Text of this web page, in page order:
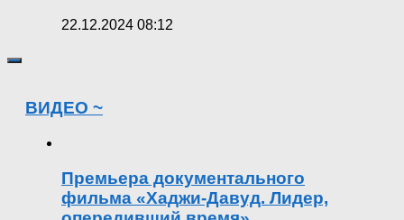
22.12.2024 08:12
ВИДЕО ~
Премьера документального
фильма «Хаджи-Давуд. Лидер,